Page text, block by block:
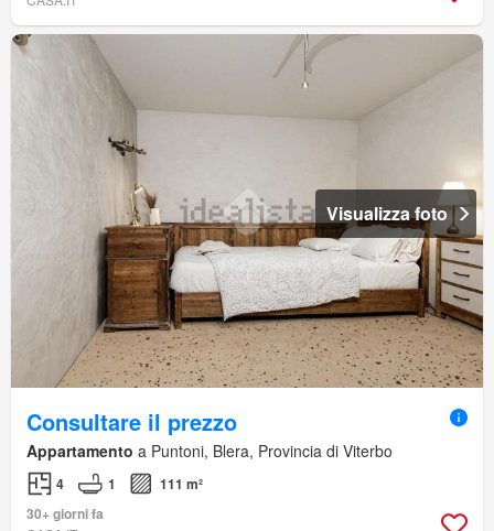
Visualizza foto
Consultare il prezzo
Appartamento a Puntoni, Blera, Provincia di Viterbo
4 1
111 m²
30+ giorni fa